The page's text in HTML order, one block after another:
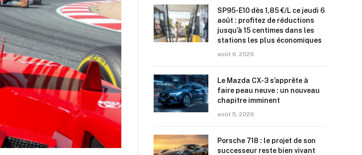
SP95-E10 dès 1,85 €/L ce jeudi 6
août : profitez de réductions
jusqu’à 15 centimes dans les
stations les plus économiques
août 6, 2026
Le Mazda CX-3 s’apprête à
faire peau neuve : un nouveau
chapitre imminent
août 5, 2026
Porsche 718 : le projet de son
successeur reste bien vivant